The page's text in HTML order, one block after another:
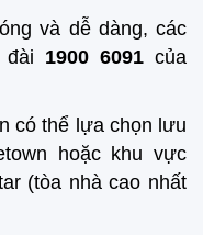
và dễ dàng, các
đài 1900 6091 của
có thể lựa chọn lưu
hoặc khu vực
(tòa nhà cao nhất